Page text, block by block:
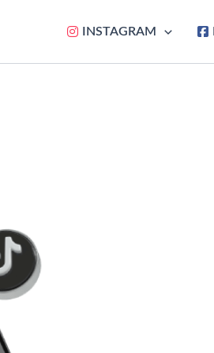
INSTAGRAM